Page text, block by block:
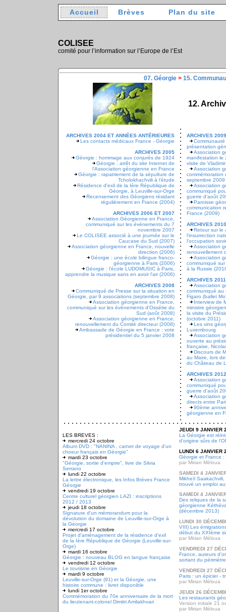
Accueil Brèves Plan du site
COLISEE
comité pour l’information sur l’Europe de l’Est
07. Géorgie > 15.
12.
ARCHIVES 2004 ET ANNÉES ANTÉRIEURES
Les contacts médicaux France - Géorgie
ARCHIVES 2005
Géorgie : hommage aux conjurés de 1924
Géorgie : arrêt du site Internet de
l'Association géorgienne en France
Géorgie : rapatriement de la sépulture de
Tcholokhachvili à l'étude
Résidence d'exil de la Ière République de
Géorgie, à Leuville-sur-Orge
Recensement des Géorgiens résidant
régulièrement en France (2004)
ARCHIVES 2006 ET 2007
Association Géorgienne en France,
communiqué sur les évènements du 7
novembre 2007
Le COLISEE associé à une journée sur le
Caucase du Sud (2007)
Association géorgienne en France, nouvelle
direction (2006)
Géorgie : une école bilingue franco-
géorgienne à Paris (2006)
Géorgie : l'école LUDOMUSIC à Paris,
apprendre la musique sans en avoir l'air (2006)
ARCHIVES 2008
Communiqué de Presse sur la situation en
Géorgie, par 9 associations (septembre 2008)
Association géorgienne en France,
communiqué sur les évènements d'Ossétie du
Sud (août 2008)
Association géorgienne en France,
renouvellement du Comité directeur (2008)
Ambassade de Géorgie en France : vote
présidentiel du 5 janvier 2008
ARCHIVES 2009
présentation
Association
manifestation le
visite de
Association
commémoration
septembre
Association
communiqué
guerre d'août
Paroisse
communication
France (2009)
ARCHIVES 2010
Retour sur le
l'insurrection
l'occupation
Association
renouvellement
Association
communiqué
à la Russie
ARCHIVES 2011
Association
communiqué au
Figaro (ballet
Interview de
ministre
la visite du
(octobre 2011)
Les vins
Luxembourg
Association
ouverte au
française,
Discours de
au Maire, lors
du Château de
ARCHIVES 2012
Association
communiqué
guerre d'août
Association
directs entre
90ème
géorgienne en
LES BREVES :
mercredi 24 octobre
Album DVD : "NANINA , carnet de voyage d'un
choeur français en Géorgie"
mardi 23 octobre
"Géorgie, sortie d'empire", livre de Silvia
Serrano
lundi 22 octobre
La lettre électronique, les Infos Brèves France
Géorgie
vendredi 19 octobre
Centre culturel géorgien LAZI : inscriptions
2012 / 2013
jeudi 18 octobre
Signature d'un mémorandum pour la
dévolution du domaine de Leuville-sur-Orge à
la Géorgie
mercredi 17 octobre
Projet d'aménagement de la résidence d'exil
de la Ière République de Géorgie (Leuville-sur-
Orge)
mardi 16 octobre
Géorgie : nouveau BLOG en langue française
vendredi 12 octobre
Le tourisme en Géorgie
mardi 9 octobre
Leuville-sur-Orge (91) et la Géorgie, une
histoire commune : livret disponible
lundi 1er octobre
Commémoration du 70e anniversaire de la mort
du lieutenant-colonel Dimitri Amilakhvari
JEUDI 9 JANVIER
La Géorgie est
d'origine sûrs de
LUNDI 6 JANVIER
Géorgie et France :
par Mirian Méloua
SAMEDI 4
Mikheïl
trouvé un emploi
SAMEDI 4
Des reliques de la
géorgienne
(décembre 2013)
LUNDI 30
VIII) Les
début du XXIème
par Mirian Méloua
VENDREDI 27
France, auteurs
sortant du
VENDREDI 27
Paris : un épicier -
par Mirian Méloua
JEUDI 26
Les restaurants
Version initiale 21
par Mirian Méloua